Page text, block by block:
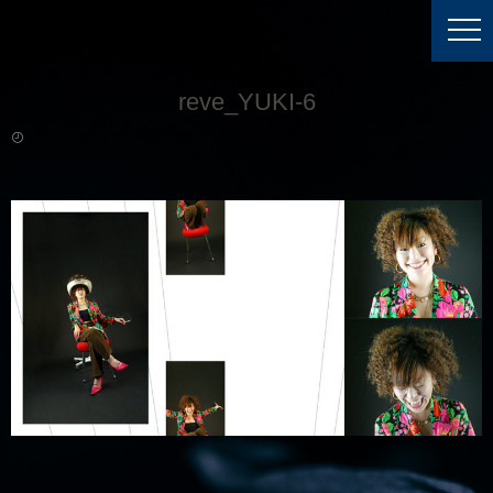
reve_YUKI-6